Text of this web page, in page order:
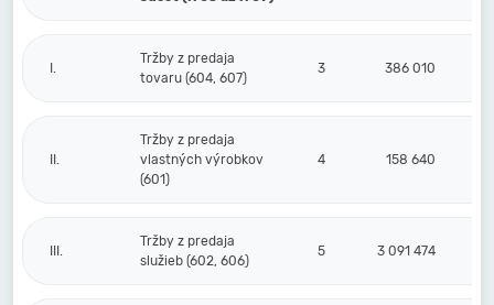
I.
Tržby z predaja
tovaru (604, 607)
3 386 010
II.
Tržby z predaja
vlastných výrobkov
(601)
4 158 640
III.
Tržby z predaja
služieb (602, 606)
5 3 091 474